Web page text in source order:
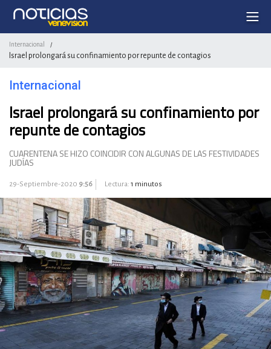
Internacional /
Israel prolongará su confinamiento por repunte de contagios
Internacional
Israel prolongará su confinamiento por
repunte de contagios
CUARENTENA SE HIZO COINCIDIR CON ALGUNAS DE LAS FESTIVIDADES
JUDÍAS
29-Septiembre-2020 9:56 Lectura: 1 minutos